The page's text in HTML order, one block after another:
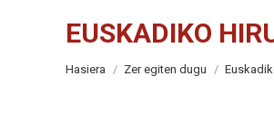
EUSKADIKO
You are here:
Hasiera Zer egiten dugu